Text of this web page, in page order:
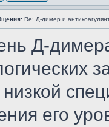
Re: Д-димер и
Д-
низкой
его